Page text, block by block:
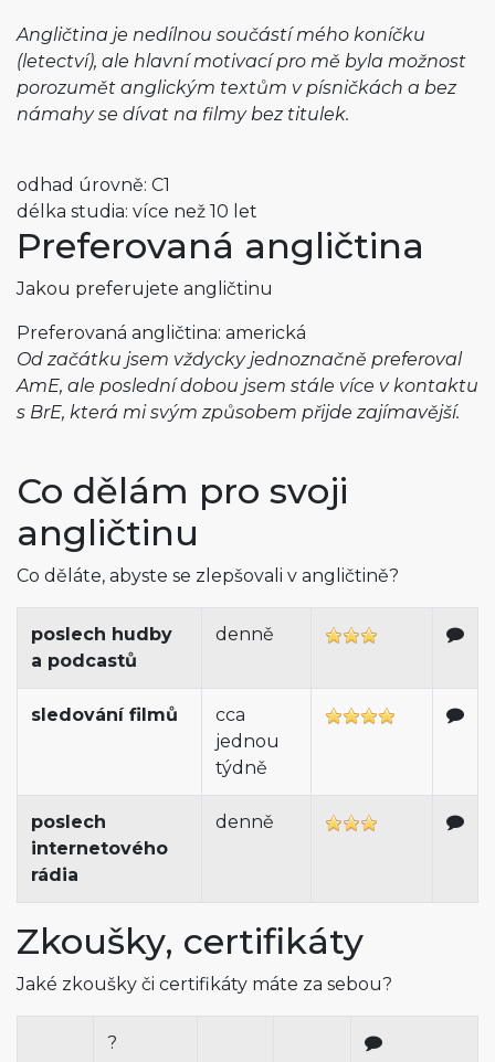
Angličtina je nedílnou součástí mého koníčku
(letectví), ale hlavní motivací pro mě byla možnost
porozumět anglickým textům v písničkách a bez
námahy se dívat na filmy bez titulek.
odhad úrovně: C1
délka studia: více než 10 let
Preferovaná angličtina
Jakou preferujete angličtinu
Preferovaná angličtina: americká
Od začátku jsem vždycky jednoznačně preferoval
AmE, ale poslední dobou jsem stále více v kontaktu
s BrE, která mi svým způsobem přijde zajímavější.
Co dělám pro svoji
angličtinu
Co děláte, abyste se zlepšovali v angličtině?
poslech hudby
a podcastů
denně
sledování filmů
cca
jednou
týdně
poslech
internetového
rádia
denně
Zkoušky, certifikáty
Jaké zkoušky či certifikáty máte za sebou?
?